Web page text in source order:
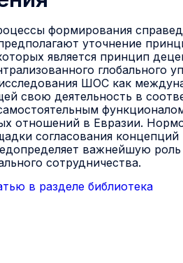
формирования
уточнение
является принцип
глобального
ШОС как
свою деятельность в
отношений в Евразии.
согласования
важнейшую
сотрудничества.
в разделе библиотека